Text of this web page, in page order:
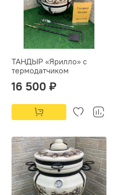
ТАНДЫР «Ярилло» с
термодатчиком
16 500 ₽